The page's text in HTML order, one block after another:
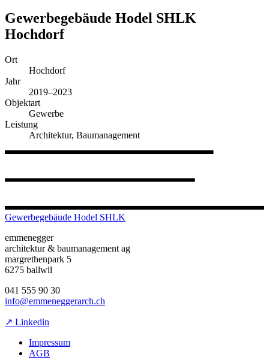
Gewerbegebäude Hodel SHLK
Hochdorf
Ort
Hochdorf
Jahr
2019–2023
Objektart
Gewerbe
Leistung
Architektur, Baumanagement
Gewerbegebäude Hodel SHLK
emmenegger
architektur & baumanagement ag
margrethenpark 5
6275 ballwil
041 555 90 30
info@emmeneggerarch.ch
↗ Linkedin
Impressum
AGB